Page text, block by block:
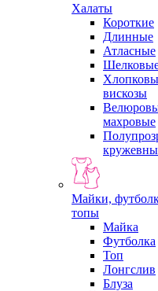
Халаты
Короткие
Длинные
Атласные
вискозы
махровые
Майки,
топы
Майка
Футболка
Топ
Лонгслив
Блуза